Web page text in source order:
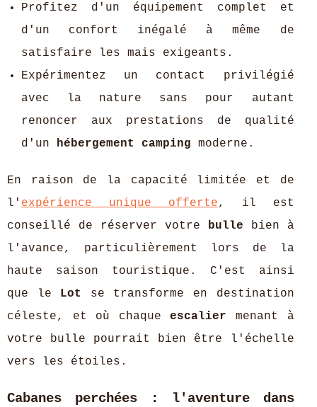
Profitez d'un équipement complet et
d'un confort inégalé à même de
satisfaire les mais exigeants.
Expérimentez un contact privilégié
avec la nature sans pour autant
renoncer aux prestations de qualité
d'un hébergement camping moderne.
En raison de la capacité limitée et de
l' expérience unique offerte, il est
conseillé de réserver votre bulle bien à
l'avance, particulièrement lors de la
haute saison touristique. C'est ainsi
que le Lot
se transforme en destination
céleste, et où chaqueescalier menant à
votre bulle pourrait bien être l'échelle
vers les étoiles.
Cabanes perchées : l'aventure dans